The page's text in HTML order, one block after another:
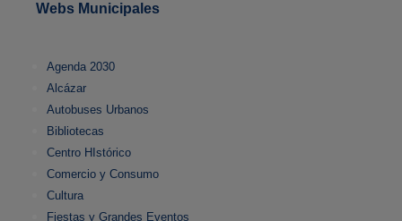
Webs Municipales
Agenda 2030
Alcázar
Autobuses Urbanos
Bibliotecas
Centro HIstórico
Comercio y Consumo
Cultura
Fiestas y Grandes Eventos